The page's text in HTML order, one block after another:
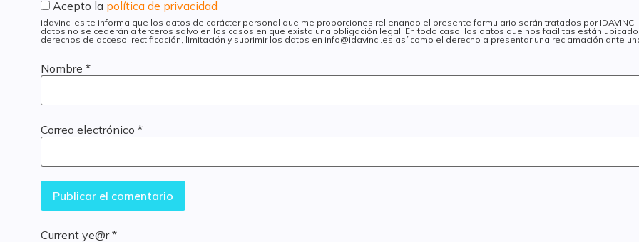
Acepto la política de privacidad
idavinci.es te informa que los datos de carácter personal que me proporciones rellenando el presente formulario serán tratados por
datos no se cederán a terceros salvo en los casos en que exista una obligación legal. En todo caso, los datos que nos facilitas están
derechos de acceso, rectificación, limitación y suprimir los datos en info@idavinci.es así como el derecho a presentar una reclamación ante
Nombre *
Correo electrónico *
Current ye@r*